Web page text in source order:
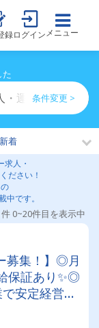
録ログイン メニュー
た
運転手求人一覧
条件変更 >
求人・
ださい！
中です。
0~20件目を表示中
募集！】◎月
保証あり✨◎
安定経営◎
研修あり！